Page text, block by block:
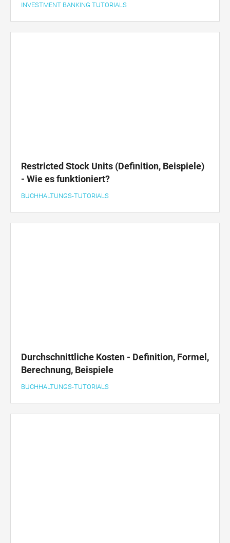
INVESTMENT BANKING TUTORIALS
Restricted Stock Units (Definition, Beispiele)
- Wie es funktioniert?
BUCHHALTUNGS-TUTORIALS
Durchschnittliche Kosten - Definition, Formel,
Berechnung, Beispiele
BUCHHALTUNGS-TUTORIALS